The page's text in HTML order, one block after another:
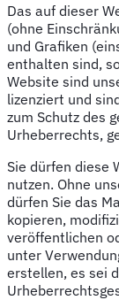
Das auf dieser
(ohne
und Grafiken
enthalten sind,
Website sind
lizenziert und
zum Schutz des
Urheberrechts,
Sie dürfen diese
nutzen. Ohne
dürfen Sie das
kopieren,
veröffentlichen
unter
erstellen, es sei